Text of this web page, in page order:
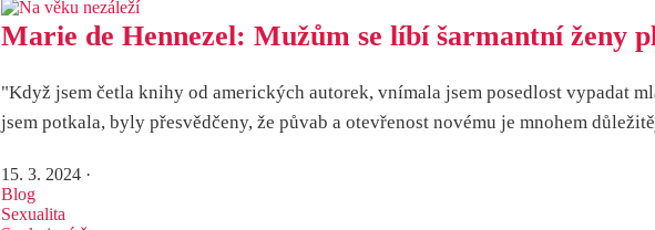
Marie de Hennezel: Mužům se líbí šarmantní ženy
"Když jsem četla knihy od amerických autorek, vnímala jsem posedlost vypadat
jsem potkala, byly přesvědčeny, že půvab a otevřenost novému je mnohem
15. 3. 2024 ·
Blog
Sexualita